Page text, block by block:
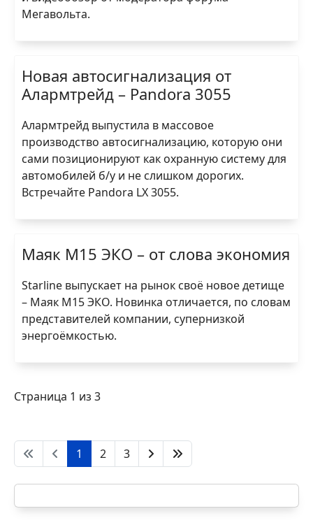
Мегавольта.
Новая автосигнализация от
Алармтрейд – Pandora 3055
Алармтрейд выпустила в массовое
производство автосигнализацию, которую они
сами позиционируют как охранную систему для
автомобилей б/у и не слишком дорогих.
Встречайте Pandora LX 3055.
Маяк М15 ЭКО – от слова экономия
Starline выпускает на рынок своё новое детище
– Маяк М15 ЭКО. Новинка отличается, по словам
представителей компании, супернизкой
энергоёмкостью.
Страница 1 из 3
1 2 3